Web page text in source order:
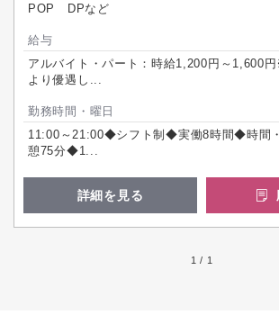
POP DPなど
給与
アルバイト・パート：時給1,200円～1,600
より優遇し...
勤務時間・曜日
11:00～21:00◆シフト制◆実働8時間◆時間
憩75分◆1...
詳細を見る
1 / 1